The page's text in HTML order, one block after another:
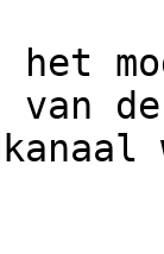
van